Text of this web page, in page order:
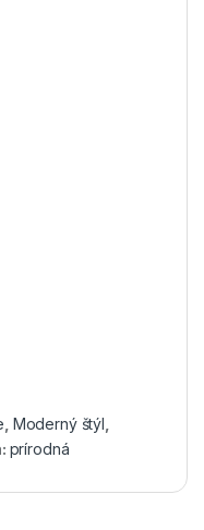
Moderný štýl
prírodná